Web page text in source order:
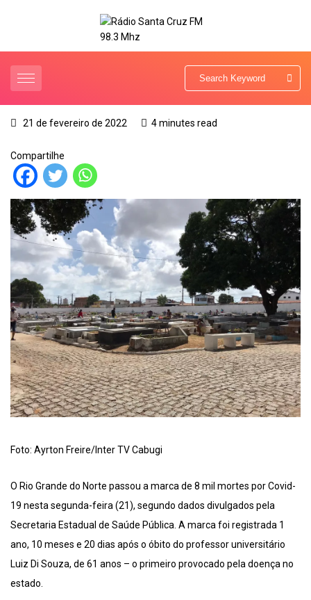
21 de fevereiro de 2022 4 minutes read
Compartilhe
Foto: Ayrton Freire/Inter TV Cabugi
O Rio Grande do Norte passou a marca de 8 mil mortes por Covid-
19 nesta segunda-feira (21), segundo dados divulgados pela
Secretaria Estadual de Saúde Pública. A marca foi registrada 1
ano, 10 meses e 20 dias após o óbito do professor universitário
Luiz Di Souza, de 61 anos – o primeiro provocado pela doença no
estado.